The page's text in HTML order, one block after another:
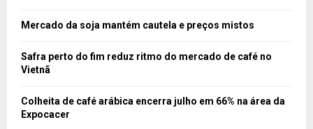
Mercado da soja mantém cautela e preços mistos
Safra perto do fim reduz ritmo do mercado de café no
Vietnã
Colheita de café arábica encerra julho em 66% na área da
Expocacer